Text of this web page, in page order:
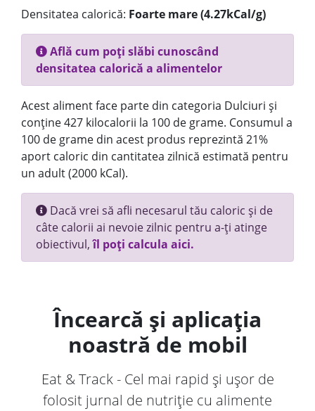
Densitatea calorică: Foarte mare (4.27kCal/g)
Află cum poți slăbi cunoscând
densitatea calorică a alimentelor
Acest aliment face parte din categoria Dulciuri și
conține 427 kilocalorii la 100 de grame. Consumul a
100 de grame din acest produs reprezintă 21%
aport caloric din cantitatea zilnică estimată pentru
un adult (2000 kCal).
Dacă vrei să afli necesarul tău caloric și de
câte calorii ai nevoie zilnic pentru a-ți atinge
obiectivul,îl poți calcula aici.
Încearcă și aplicația
noastră de mobil
Eat & Track - Cel mai rapid și ușor de
folosit jurnal de nutriție cu alimente